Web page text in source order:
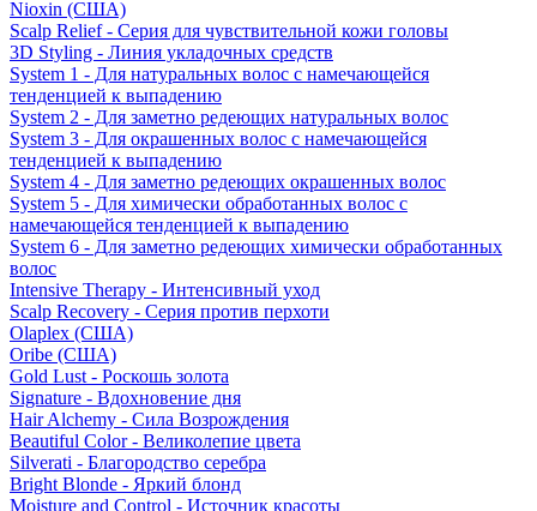
Nioxin (США)
Scalp Relief - Серия для чувствительной кожи головы
3D Styling - Линия укладочных средств
System 1 - Для натуральных волос с намечающейся
тенденцией к выпадению
System 2 - Для заметно редеющих натуральных волос
System 3 - Для окрашенных волос с намечающейся
тенденцией к выпадению
System 4 - Для заметно редеющих окрашенных волос
System 5 - Для химически обработанных волос с
намечающейся тенденцией к выпадению
System 6 - Для заметно редеющих химически обработанных
волос
Intensive Therapy - Интенсивный уход
Scalp Recovery - Серия против перхоти
Olaplex (США)
Oribe (США)
Gold Lust - Роскошь золота
Signature - Вдохновение дня
Hair Alchemy - Сила Возрождения
Beautiful Color - Великолепие цвета
Silverati - Благородство серебра
Bright Blonde - Яркий блонд
Moisture and Control - Источник красоты